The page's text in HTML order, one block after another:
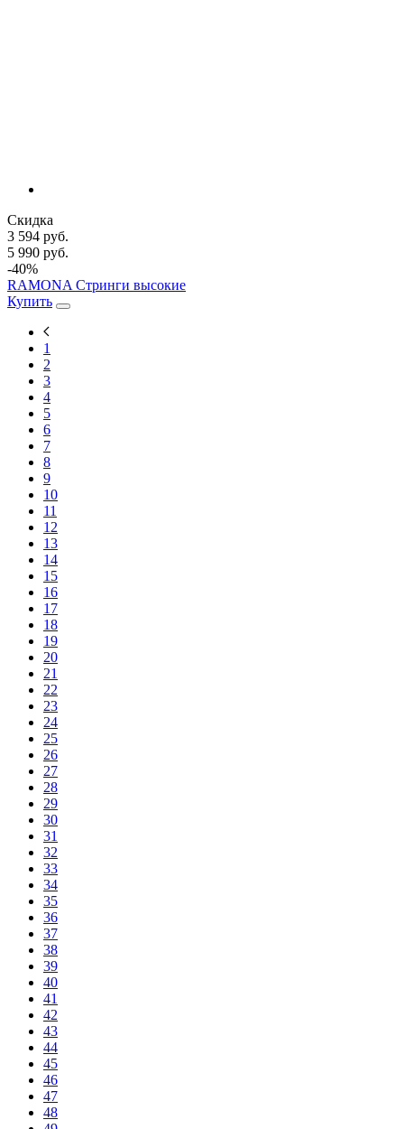
Скидка
3 594 руб.
5 990 руб.
-40%
RAMONA Стринги высокие
Купить
1
2
3
4
5
6
7
8
9
10
11
12
13
14
15
16
17
18
19
20
21
22
23
24
25
26
27
28
29
30
31
32
33
34
35
36
37
38
39
40
41
42
43
44
45
46
47
48